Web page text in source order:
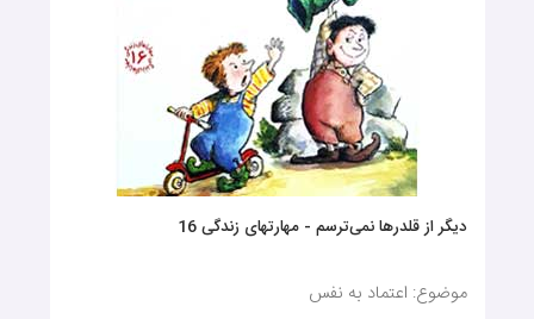
تقویت هوش هیجانی: از طریق هم‌ذات‌پنداری با شخصیت‌های
داستان، کودکان احساسات و عواطف را درک می‌کنند و مهارت‌های
برقراری روابط عاطفی با دیگران را می‌آموزند.
آموزش ارزش‌های اخلاقی و اجتماعی: بسیاری از کتاب‌های قصه
کودک، به طور غیرمستقیم ارزش‌های اخلاقی و اجتماعی مهمی مانند
راستگویی، مهربانی، احترام به دیگران و مسئولیت‌پذیری را به کودکان
آموزش می‌دهند.
ایجاد علاقه به مطالعه: انتخاب کتاب‌های قصه‌ با داستان‌های جذاب
ایجاد کند.
دیگر از قلدرها نمی‌ترسم - مهارتهای زندگی 16
موضوع: اعتماد به نفس